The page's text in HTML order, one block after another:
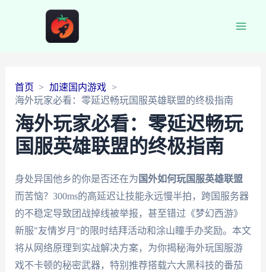
首页
加速国内游戏
海外玩家必看：零延迟畅玩国服英雄联盟的终极指南
海外玩家必看：零延迟畅玩
国服英雄联盟的终极指南
身处异国他乡的你是否还在为 国外如何玩国服英雄联盟
而苦恼？300ms的高延迟让技能永远慢半拍，跨国服务器
的不稳定导致团战掉线被举报，甚至错过《梦幻西游》
新服"友情岁月"的限时结拜活动和涂山瞳手办奖励。本文
将从网络原理到实战解决方案，为你揭秘海外玩国服游
戏不卡顿的秘密武器，特别推荐搭载六大黑科技的番茄